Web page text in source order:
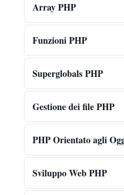
Array PHP
Funzioni PHP
Superglobals PHP
Gestione dei file PHP
PHP Orientato agli
Sviluppo Web PHP